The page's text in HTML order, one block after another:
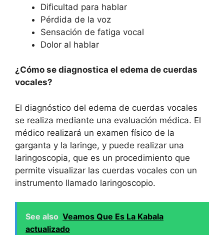
Dificultad para hablar
Pérdida de la voz
Sensación de fatiga vocal
Dolor al hablar
¿Cómo se diagnostica el edema de cuerdas
vocales?
El diagnóstico del edema de cuerdas vocales
se realiza mediante una evaluación médica. El
médico realizará un examen físico de la
garganta y la laringe, y puede realizar una
laringoscopia, que es un procedimiento que
permite visualizar las cuerdas vocales con un
instrumento llamado laringoscopio.
See also Veamos Que Es La Kabala
actualizado